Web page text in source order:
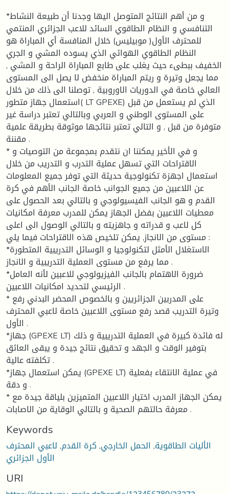
*و من أهم النتائج المتوصل اليها وجدنا أن طبيعة النشاط
التنافسي و النظام الطاقوي السائد للاعب الجزائري المنتمي
للمحترف الأول( موبيليس) خلال المنافسة أي المباراة هو
النظام الطاقوي الهوائي الذي يسوده المشي و الجري
الخفيف ببطىء حيث يغلب على طابع المباراة الراحة و المشي ,
مما يجعل وتيرة و ريتم المباراة منخفض لا يصل الى المستوى
العالي خاصة في الدوريات الاوروبية , توصلنا الى ذلك من خلال
استعمال جهاز متطور( LT GPEXE) الذي لم يستعمل من قبل
على المستوى الوطني و العربي وبالتالي تعتبر دراسة غير
متوفرة من قبل , و التالي تعتبر نتائجها موثوقة بطريقة علمية
مقننة .
* و في الأخير يمكننا ان نتقدم بمجموعة من التوصيات و
الاقتراحات التي تسهل عملية التدرب و التدريب من خلال
استعمال اجهزة تكنولوجية حديثة التي توفر جميع المعلومات
عن اللاعبين من جميع الجوانب خاصة الجانب الأهم في كرة
القدم و هو الجانب الفيسيولوجي و بالتالي بعد الحصول على
معطيات اللاعبين بفضل الجهاز يمكن للمدرب معرفة امكانيات
كل لاعب و قدراته و جاهزيته و بالتالي الوصول الى اعلى
مستوى من الانجاز, يمكن تلخيص هذه الاقتراحات فيما يلي :
*الاستغلال الأمثل لتكنولوجيا و الوسائل التدريبية المتطورة
مما يرفع من مستوى العملية التدريبية و الانجاز .
*ضرورة الاهتمام بالجانب الفيزيولوجي للاعبين لأنه العامل
الرئيسي لتحديد امكانيات اللاعبين .
* على المدربين الجزائريين و بالخصوص المحضر البدني رفع
وتيرة التدريب قصد رفع مستوى اللاعبين خاصة لاعبي المحترف
الأول .
*جهاز (GPEXE LT) له فائدة كبيرة في العملية التدريبية و ذلك
بتوفير الوقت و الجهد و تحقيق نتائج جيدة و يبقى العائق
تكلفته عالية .
*يمكن استعمال جهاز (GPEXE LT) في عملية الانتقاء بفعلية
و دقة .
* يمكن الجهاز المدرب اختيار اللاعبين المتميزين بلياقة جيدة مع
معرفة حالتهم الصحية و بالتالي الوقاية من الاصابات .
Keywords
الأليات الطاقوية, الحمل الخارجي,كرة القدم,لاعبي المحترف
الأول الجزائري
URI